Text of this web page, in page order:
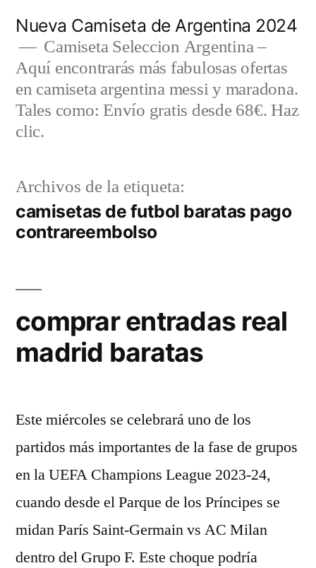
contenido
Nueva Camiseta de Argentina 2024
Camiseta Seleccion Argentina –
Aquí encontrarás más fabulosas ofertas
en camiseta argentina messi y maradona.
Tales como: Envío gratis desde 68€. Haz
clic.
Archivos de la etiqueta:
camisetas de futbol baratas pago
contrareembolso
comprar entradas real
madrid baratas
Este miércoles se celebrará uno de los
partidos más importantes de la fase de grupos
en la UEFA Champions League 2023-24,
cuando desde el Parque de los Príncipes se
midan París Saint-Germain vs AC Milan
dentro del Grupo F. Este choque podría